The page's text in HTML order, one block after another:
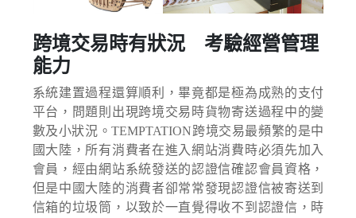
跨境交易時有狀況 考驗經營管理
能力
系統建置過程還算順利，畢竟都是極為成熟的支付
平台，問題則出現跨境交易時貨物寄送過程中的變
數及小狀況。TEMPTATION跨境交易最頻繁的是中
國大陸，所有消費者在進入網站消費時必須先加入
會員，經由網站系統發送的認證信確認會員資格，
但是中國大陸的消費者卻常常發現認證信被寄送到
信箱的垃圾筒，以致於一直覺得收不到認證信，時